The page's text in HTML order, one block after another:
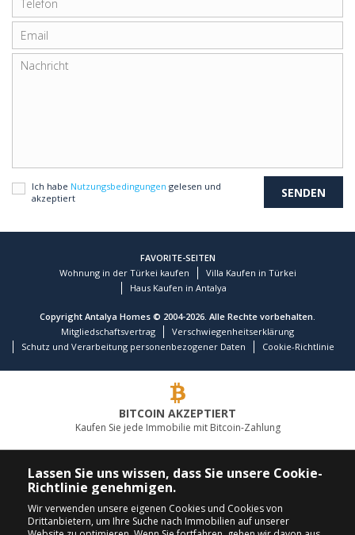
Ich habe Nutzungsbedingungen gelesen und
akzeptiert
FAVORITE-SEITEN
Wohnung in der Türkei kaufen
Villa Kaufen in Türkei
Haus Kaufen in Antalya
Copyright Antalya Homes © 2004-2026. Alle Rechte vorbehalten.
Mitgliedschaftsvertrag
Verschwiegenheitserklärung
Schutz und Verarbeitung personenbezogener Daten
Cookie-Richtlinie
BITCOIN AKZEPTIERT
Kaufen Sie jede Immobilie mit Bitcoin-Zahlung
FÜHRENDES IMMOBILIENUNTERNEHMEN
RUFEN SIE UNS AN
+90 242 324 54 94
Lassen Sie uns wissen, dass Sie unsere Cookie-
Richtlinie genehmigen.
Wir verwenden unsere eigenen Cookies und Cookies von
Drittanbietern, um Ihre Suche nach Immobilien auf unserer